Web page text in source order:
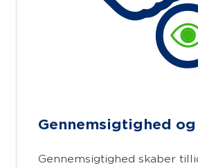
Gennemsigtighed
Gennemsigtighed skaber